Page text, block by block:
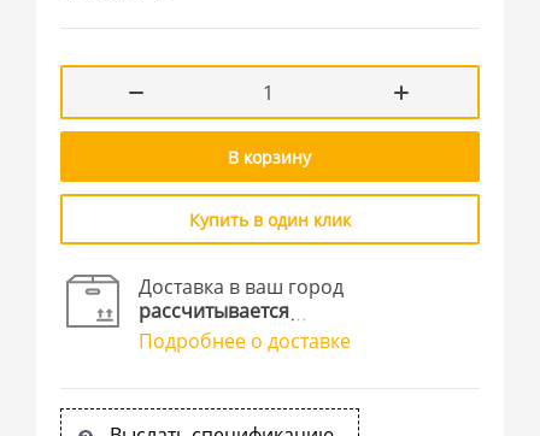
В корзину
Купить в один клик
Доставка в ваш город
рассчитывается
Подробнее о доставке